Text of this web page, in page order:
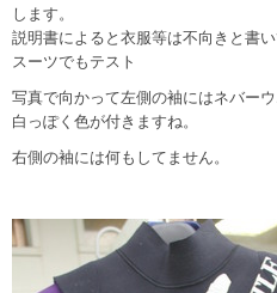
します。
説明書によると衣服等は不向きと書
スーツでもテスト
写真で向かって左側の袖にはネバー
白っぽく色が付きますね。
右側の袖には何もしてません。